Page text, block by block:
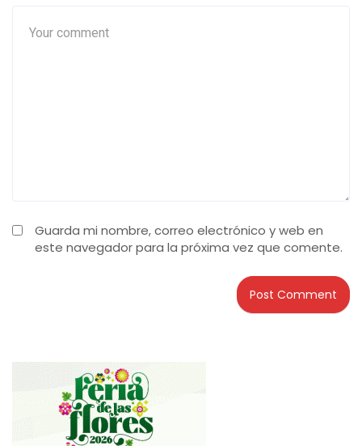
Guarda mi nombre, correo electrónico y web en
este navegador para la próxima vez que comente.